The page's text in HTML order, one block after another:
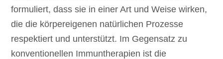
formuliert, dass sie in einer Art und Weise wirken,
die die körpereigenen natürlichen Prozesse
respektiert und unterstützt. Im Gegensatz zu
konventionellen Immuntherapien ist die